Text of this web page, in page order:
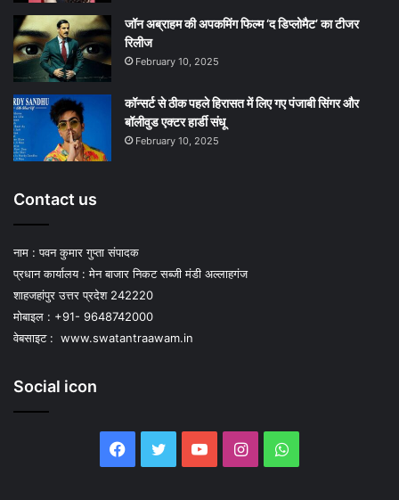
जॉन अब्राहम की अपकमिंग फिल्म ‘द डिप्लोमैट’ का टीजर
रिलीज
February 10, 2025
कॉन्सर्ट से ठीक पहले हिरासत में लिए गए पंजाबी सिंगर और
बॉलीवुड एक्टर हार्डी संधू
February 10, 2025
Contact us
नाम : पवन कुमार गुप्ता संपादक
प्रधान कार्यालय : मेन बाजार निकट सब्जी मंडी अल्लाहगंज
शाहजहांपुर उत्तर प्रदेश 242220
मोबाइल : +91- 9648742000
वेबसाइट : www.swatantraawam.in
Social icon
Facebook
Twitter YouTubeInstagramWhatsApp